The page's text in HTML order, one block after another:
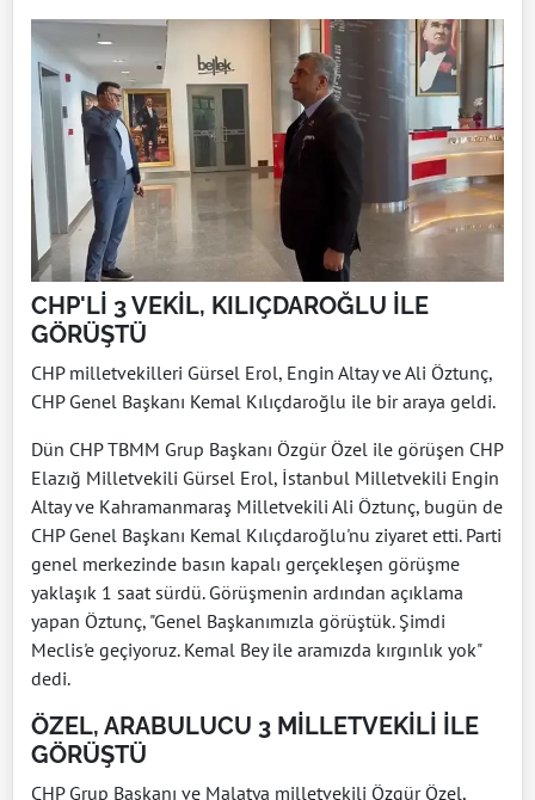
CHP'Lİ 3 VEKİL, KILIÇDAROĞLU İLE
GÖRÜŞTÜ
CHP milletvekilleri Gürsel Erol, Engin Altay ve Ali Öztunç,
CHP Genel Başkanı Kemal Kılıçdaroğlu ile bir araya geldi.
Dün CHP TBMM Grup Başkanı Özgür Özel ile görüşen CHP
Elazığ Milletvekili Gürsel Erol, İstanbul Milletvekili Engin
Altay ve Kahramanmaraş Milletvekili Ali Öztunç, bugün de
CHP Genel Başkanı Kemal Kılıçdaroğlu'nu ziyaret etti. Parti
genel merkezinde basın kapalı gerçekleşen görüşme
yaklaşık 1 saat sürdü. Görüşmenin ardından açıklama
yapan Öztunç, "Genel Başkanımızla görüştük. Şimdi
Meclis'e geçiyoruz. Kemal Bey ile aramızda kırgınlık yok"
dedi.
ÖZEL, ARABULUCU 3 MİLLETVEKİLİ İLE
GÖRÜŞTÜ
CHP Grup Başkanı ve Malatya milletvekili Özgür Özel,